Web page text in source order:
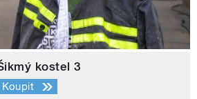
kostel 3
Koupit